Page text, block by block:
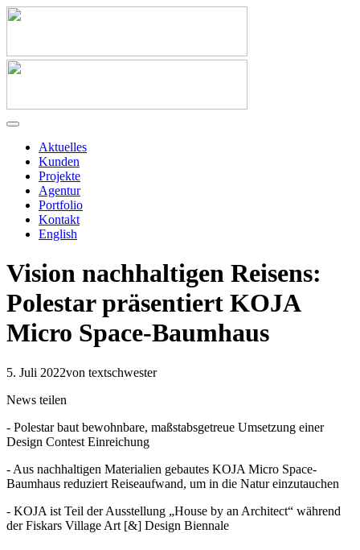
Aktuelles
Kunden
Projekte
Agentur
Portfolio
Kontakt
English
Vision nachhaltigen Reisens:
Polestar präsentiert KOJA
Micro Space-Baumhaus
5. Juli 2022von textschwester
News teilen
- Polestar baut bewohnbare, maßstabsgetreue Umsetzung einer
Design Contest Einreichung
- Aus nachhaltigen Materialien gebautes KOJA Micro Space-
Baumhaus reduziert Reiseaufwand, um in die Natur einzutauchen
- KOJA ist Teil der Ausstellung „House by an Architect“ während
der Fiskars Village Art [&] Design Biennale